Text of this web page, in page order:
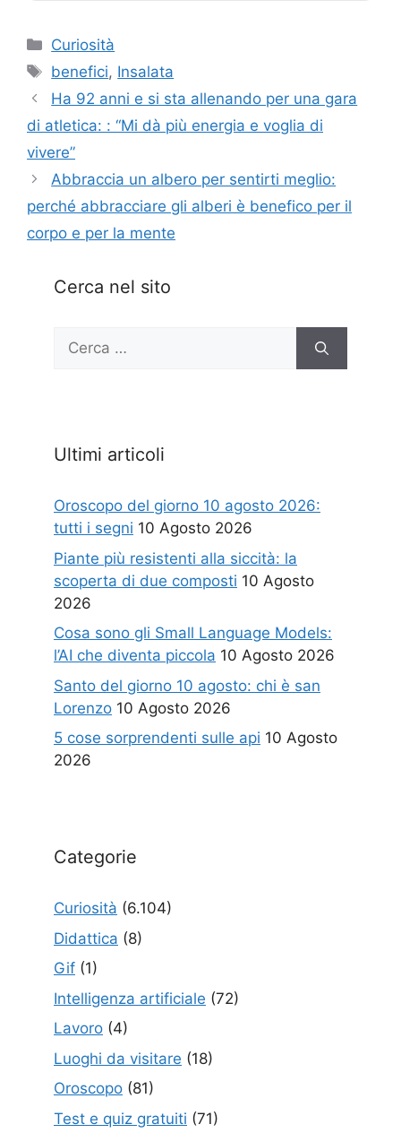
Categorie
Curiosità
Tag
benefici, Insalata
Ha 92 anni e si sta allenando per una gara
di atletica: : “Mi dà più energia e voglia di
vivere”
Abbraccia un albero per sentirti meglio:
perché abbracciare gli alberi è benefico per il
corpo e per la mente
Cerca nel sito
Ricerca
Ultimi articoli
Oroscopo del giorno 10 agosto 2026:
tutti i segni 10 Agosto 2026
Piante più resistenti alla siccità: la
scoperta di due composti 10 Agosto
2026
Cosa sono gli Small Language Models:
l’AI che diventa piccola 10 Agosto 2026
Santo del giorno 10 agosto: chi è san
Lorenzo 10 Agosto 2026
5 cose sorprendenti sulle api 10 Agosto
2026
Categorie
Curiosità (6.104)
Didattica (8)
Gif (1)
Intelligenza artificiale (72)
Lavoro (4)
Luoghi da visitare (18)
Oroscopo (81)
Test e quiz gratuiti (71)